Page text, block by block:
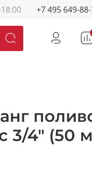
+7 495 649-
3/4" (50